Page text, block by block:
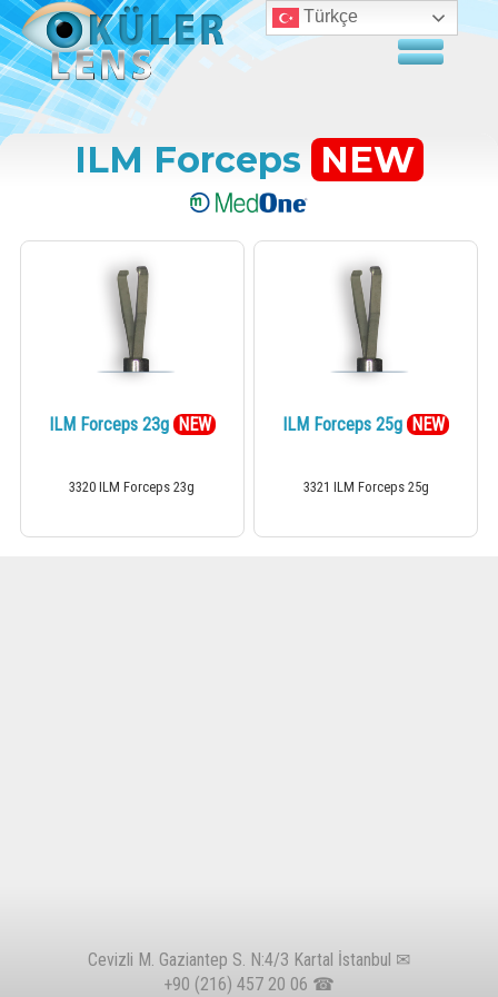
ILM Forceps NEW
ILM Forceps 23g NEW
3320 ILM Forceps 23g
ILM Forceps 25g NEW
3321 ILM Forceps 25g
Cevizli M. Gaziantep S. N:4/3 Kartal İstanbul ✉
+90 (216) 457 20 06 ☎
Türkçe